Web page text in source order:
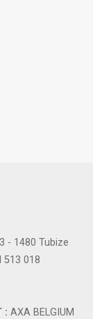
- 1480 Tubize
513 018
: AXA BELGIUM